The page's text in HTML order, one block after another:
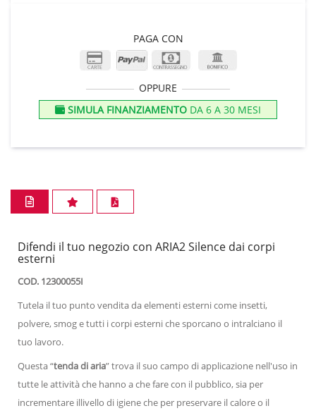
PAGA CON
OPPURE
SIMULA FINANZIAMENTO DA 6 A 30 MESI
Difendi il tuo negozio con ARIA2 Silence dai corpi
esterni
COD. 12300055I
Tutela il tuo punto vendita da elementi esterni come insetti,
polvere, smog e tutti i corpi esterni che sporcano o intralciano il
tuo lavoro.
Questa “tenda di aria” trova il suo campo di applicazione nell'uso in
tutte le attività che hanno a che fare con il pubblico, sia per
incrementare illivello di igiene che per preservare il calore o il